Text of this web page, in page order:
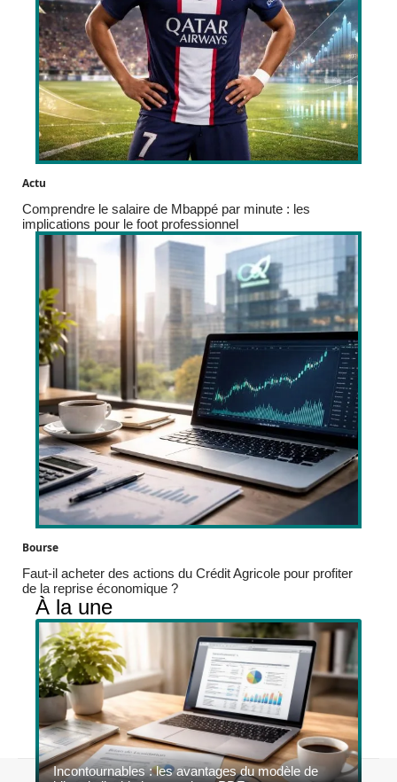
Actu
Comprendre le salaire de Mbappé par minute : les
implications pour le foot professionnel
Bourse
Faut-il acheter des actions du Crédit Agricole pour profiter
de la reprise économique ?
À la une
Incontournables : les avantages du modèle de